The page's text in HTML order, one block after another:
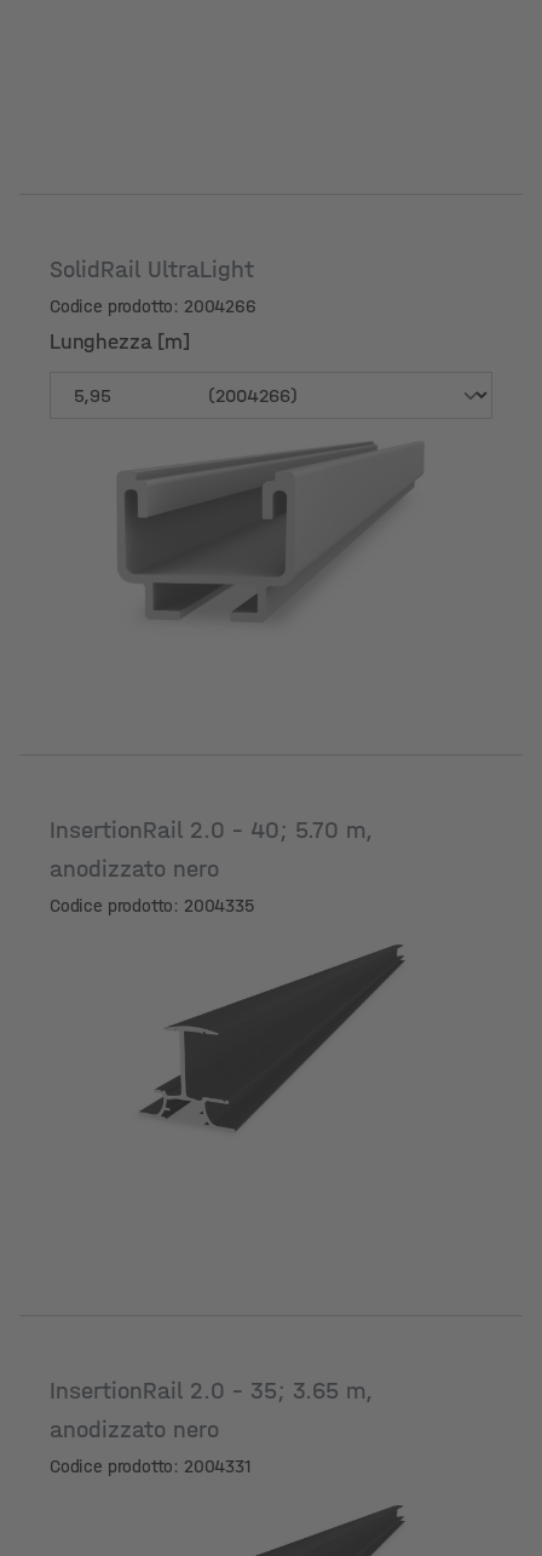
SolidRail UltraLight
Codice prodotto: 2004266
Lunghezza [m]
InsertionRail 2.0 - 40; 5.70 m,
anodizzato nero
Codice prodotto: 2004335
InsertionRail 2.0 - 35; 3.65 m,
anodizzato nero
Codice prodotto: 2004331